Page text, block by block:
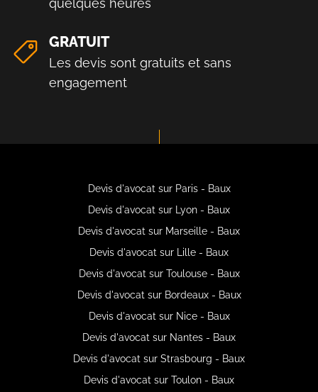
quelques heures
GRATUIT
Les devis sont gratuits et sans
engagement
Devis d'avocat sur Paris - Baux
Devis d'avocat sur Lyon - Baux
Devis d'avocat sur Marseille - Baux
Devis d'avocat sur Lille - Baux
Devis d'avocat sur Toulouse - Baux
Devis d'avocat sur Bordeaux - Baux
Devis d'avocat sur Nice - Baux
Devis d'avocat sur Nantes - Baux
Devis d'avocat sur Strasbourg - Baux
Devis d'avocat sur Toulon - Baux